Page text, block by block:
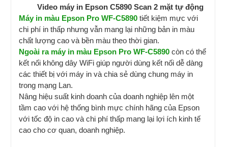
Video máy in Epson C5890 Scan 2 mặt tự động
Máy in màu Epson Pro WF-C5890 tiết kiệm mực với
chi phí in thấp nhưng vẫn mang lại những bản in màu
chất lượng cao và bền màu theo thời gian.
Ngoài ra máy in màu Epson Pro WF-C5890 còn có thể
kết nối không dây WiFi giúp người dùng kết nối dễ dàng
các thiết bị với máy in và chia sẻ dùng chung máy in
trong mạng Lan.
Nâng hiệu suất kinh doanh của doanh nghiệp lên một
tầm cao với hệ thống bình mực chính hãng của Epson
với tốc độ in cao và chi phí thấp mang lại lợi ích kinh tế
cao cho cơ quan, doanh nghiệp.